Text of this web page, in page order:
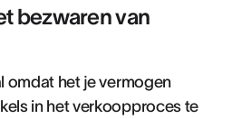
bezwaren van
omdat het je vermogen
in het verkoopproces te